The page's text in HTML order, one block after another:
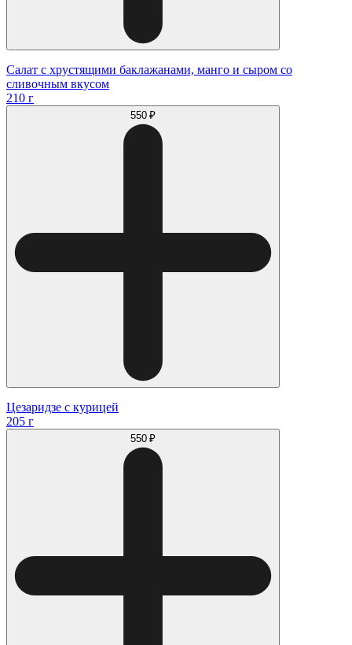
Салат с хрустящими баклажанами, манго и сыром со
сливочным вкусом
210 г
550 ₽
Цезаридзе с курицей
205 г
550 ₽